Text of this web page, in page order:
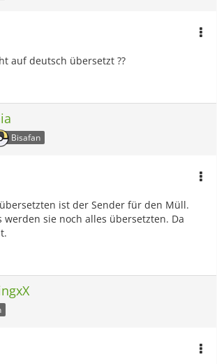
auf deutsch übersetzt ??
Bisafan
ist der Sender für den Müll.
werden sie noch alles übersetzten. Da